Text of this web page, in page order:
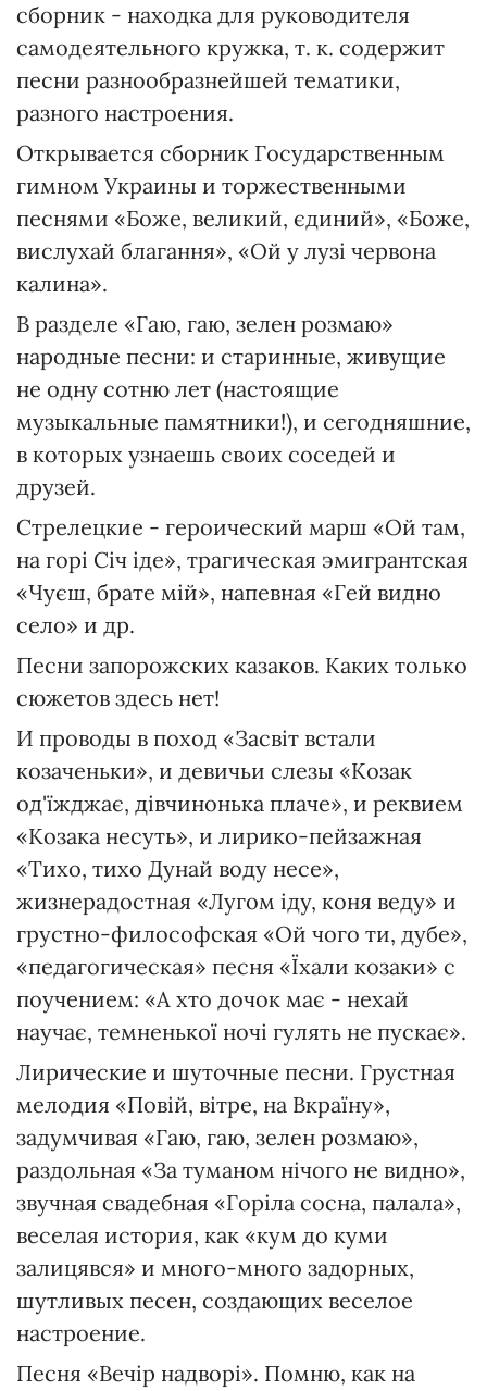
сборник - находка для руководителя
самодеятельного кружка, т. к. содержит
песни разнообразнейшей тематики,
разного настроения.
Открывается сборник Государственным
гимном Украины и торжественными
песнями «Боже, великий, єдиний», «Боже,
вислухай благання», «Ой у лузі червона
калина».
В разделе «Гаю, гаю, зелен розмаю»
народные песни: и старинные, живущие
не одну сотню лет (настоящие
музыкальные памятники!), и сегодняшние,
в которых узнаешь своих соседей и
друзей.
Стрелецкие - героический марш «Ой там,
на горі Січ іде», трагическая эмигрантская
«Чуєш, брате мій», напевная «Гей видно
село» и др.
Песни запорожских казаков. Каких только
сюжетов здесь нет!
И проводы в поход «Засвіт встали
козаченьки», и девичьи слезы «Козак
од'їжджає, дівчинонька плаче», и реквием
«Козака несуть», и лирико-пейзажная
«Тихо, тихо Дунай воду несе»,
жизнерадостная «Лугом іду, коня веду» и
грустно-философская «Ой чого ти, дубе»,
«педагогическая» песня «Їхали козаки» с
поучением: «А хто дочок має - нехай
научає, темненької ночі гулять не пускає».
Лирические и шуточные песни. Грустная
мелодия «Повій, вітре, на Вкраїну»,
задумчивая «Гаю, гаю, зелен розмаю»,
раздольная «За туманом нічого не видно»,
звучная свадебная «Горіла сосна, палала»,
веселая история, как «кум до куми
залицявся» и много-много задорных,
шутливых песен, создающих веселое
настроение.
Песня «Вечір надворі». Помню, как на